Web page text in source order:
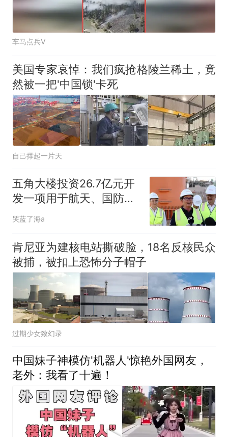
车马点兵V
美国专家哀悼：我们疯抢格陵兰稀土，竟
然被一把'中国锁'卡死
自己撑起一片天
五角大楼投资26.7亿元开
发一项用于航天、国防等
关键矿产项目
哭蓝了海a
肯尼亚为建核电站撕破脸，18名反核民众
被捕，被扣上恐怖分子帽子
过期少女致幻录
中国妹子神模仿'机器人'惊艳外国网友，
老外：我看了十遍！